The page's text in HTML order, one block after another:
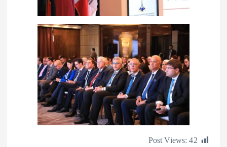
Post Views: